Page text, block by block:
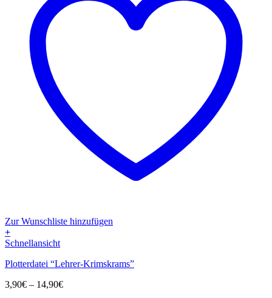
Zur Wunschliste hinzufügen
+
Dieses
weist
Varianten
Schnellansicht
Plotterdatei “Lehrer-Krimskrams”
3,90€ – 14,90€Preisspanne: